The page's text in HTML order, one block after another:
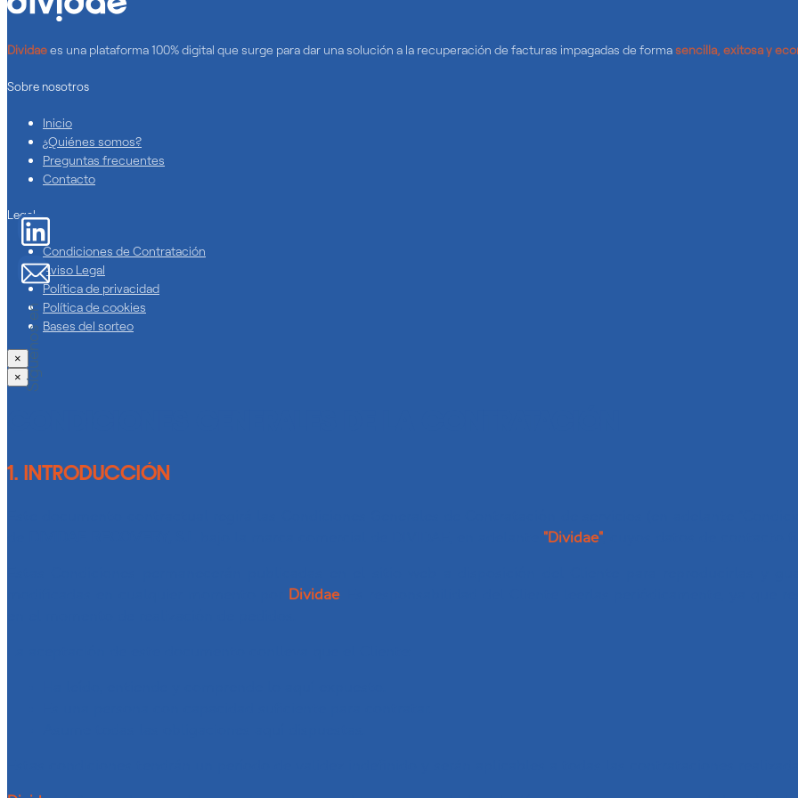
Síguenos en
Dividaees una plataforma 100% digital que surge para dar una solución a la recuperación de facturas impagadas de formasencilla, exitosa y
Sobre nosotros
Inicio
¿Quiénes somos?
Preguntas frecuentes
Contacto
Legal
Condiciones de Contratación
Aviso Legal
Política de privacidad
Política de cookies
Bases del sorteo
×
×
1. INTRODUCCIÓN
"Dividae"
Dividae. Es responsabilidad del Cliente leerlas periódicamente, ya que